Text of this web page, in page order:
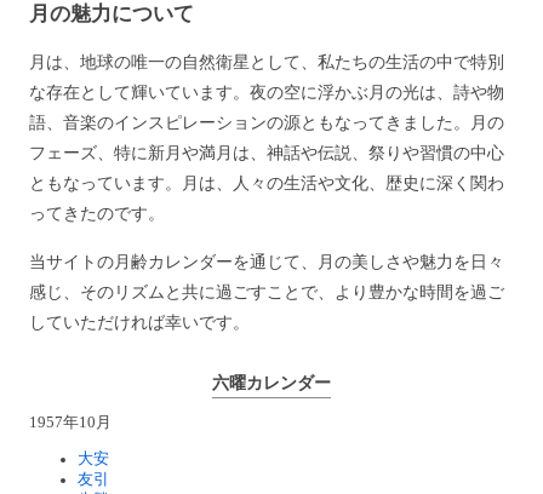
月の魅力について
月は、地球の唯一の自然衛星として、私たちの生活の中で特別
な存在として輝いています。夜の空に浮かぶ月の光は、詩や物
語、音楽のインスピレーションの源ともなってきました。月の
フェーズ、特に新月や満月は、神話や伝説、祭りや習慣の中心
ともなっています。月は、人々の生活や文化、歴史に深く関わ
ってきたのです。
当サイトの月齢カレンダーを通じて、月の美しさや魅力を日々
感じ、そのリズムと共に過ごすことで、より豊かな時間を過ご
していただければ幸いです。
六曜カレンダー
1957年10月
大安
友引